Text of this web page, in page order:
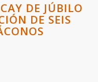
DE JÚBILO
DE SEIS